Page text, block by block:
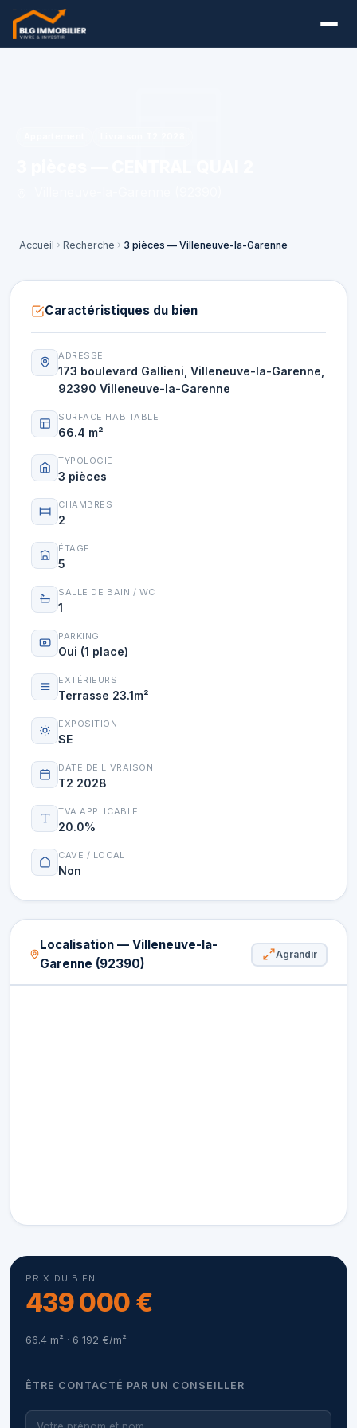
Accueil Recherche 3 pièces — Villeneuve-la-Garenne
Caractéristiques du bien
ADRESSE
173 boulevard Gallieni, Villeneuve-la-Garenne,
92390 Villeneuve-la-Garenne
SURFACE HABITABLE
66.4 m²
TYPOLOGIE
3 pièces
CHAMBRES
2
ÉTAGE
5
SALLE DE BAIN / WC
1
PARKING
Oui (1 place)
EXTÉRIEURS
Terrasse 23.1m²
EXPOSITION
SE
DATE DE LIVRAISON
T2 2028
TVA APPLICABLE
20.0%
CAVE / LOCAL
Non
Localisation — Villeneuve-la-
Garenne (92390)
Agrandir
PRIX DU BIEN
439 000 €
66.4 m² · 6 192 €/m²
ÊTRE CONTACTÉ PAR UN CONSEILLER